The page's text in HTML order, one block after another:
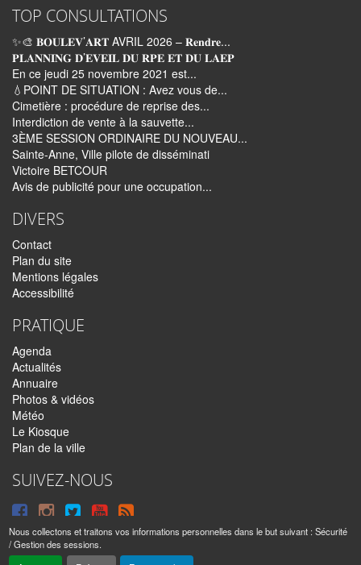
Nous collectons et traitons vos informations personnelles dans le but suivant :Sécurité
/ Gestion des sessions.
TOP CONSULTATIONS
✨🎨 𝐁𝐎𝐔𝐋𝐄𝐕’𝐀𝐑𝐓 AVRIL 2026 – 𝐑𝐞𝐧𝐝𝐫𝐞...
𝐏𝐋𝐀𝐍𝐍𝐈𝐍𝐆 𝐃’𝐄𝐕𝐄𝐈𝐋 𝐃𝐔 𝐑𝐏𝐄 𝐄𝐓 𝐃𝐔 𝐋𝐀𝐄𝐏
En ce jeudi 25 novembre 2021 est...
💧POINT DE SITUATION : Avez vous de...
Cimetière : procédure de reprise des...
Interdiction de vente à la sauvette...
3ÈME SESSION ORDINAIRE DU NOUVEAU...
Sainte-Anne, Ville pilote de disséminati
Victoire BETCOUR
Avis de publicité pour une occupation...
DIVERS
Contact
Plan du site
Mentions légales
Accessibilité
PRATIQUE
Agenda
Actualités
Annuaire
Photos & vidéos
Météo
Le Kiosque
Plan de la ville
SUIVEZ-NOUS
Suivre
sur
Suivre
sur
Suivre
sur
Syndiquer
tout